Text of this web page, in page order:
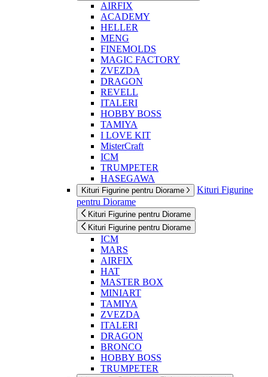
AIRFIX
ACADEMY
HELLER
MENG
FINEMOLDS
MAGIC FACTORY
ZVEZDA
DRAGON
REVELL
ITALERI
HOBBY BOSS
TAMIYA
I LOVE KIT
MisterCraft
ICM
TRUMPETER
HASEGAWA
Kituri Figurine pentru Diorame
Kituri Figurine
pentru Diorame
Kituri Figurine pentru Diorame
Kituri Figurine pentru Diorame
ICM
MARS
AIRFIX
HAT
MASTER BOX
MINIART
TAMIYA
ZVEZDA
ITALERI
DRAGON
BRONCO
HOBBY BOSS
TRUMPETER